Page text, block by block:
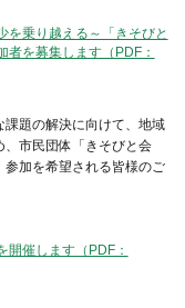
を乗り越える～「きそびと
を募集します（PDF：
題の解決に向けて、地域
市民団体「きそびと会
加を希望される皆様のご
開催します（PDF：